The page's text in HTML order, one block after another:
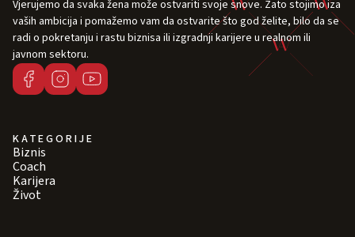
Vjerujemo da svaka žena može ostvariti svoje snove. Zato stojimo iza
vaših ambicija i pomažemo vam da ostvarite što god želite, bilo da se
radi o pokretanju i rastu biznisa ili izgradnji karijere u realnom ili
javnom sektoru.
KATEGORIJE
Biznis
Coach
Karijera
Život